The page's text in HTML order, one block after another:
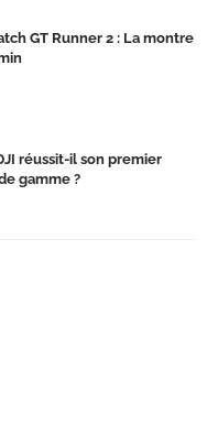
GT Runner 2 : La montre
réussit-il son premier
gamme ?